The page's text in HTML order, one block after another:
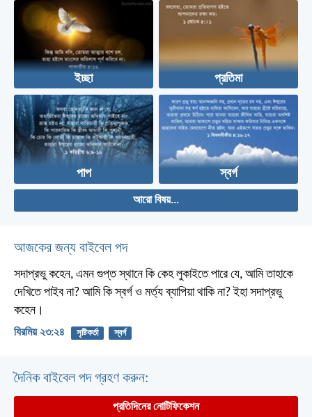
ইচ্ছা প্রতিমা
পাপ স্বর্গ
আরো বিষয়...
আজকের জন্য বাইবেল পদ
সদাপ্রভু কহেন, এমন গুপ্ত স্থানে কি কেহ লুকাইতে পারে যে, আমি তাহাকে
দেখিতে পাইব না? আমি কি স্বর্গ ও মর্ত্য ব্যাপিয়া থাকি না? ইহা সদাপ্রভু
কহেন।
যিরমিয় ২৩:২৪ সৃষ্টিকর্তা স্বর্গ
দৈনিক বাইবেল পদ গ্রহণ করুন:
প্রতিদিনের নোটিফিকেশন